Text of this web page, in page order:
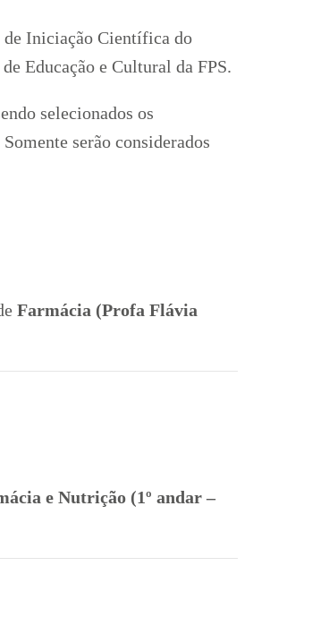
de Iniciação Científica do
Educação e Cultural da FPS.
selecionados os
serão considerados
Farmácia (Profa Flávia
e Nutrição (1º andar –